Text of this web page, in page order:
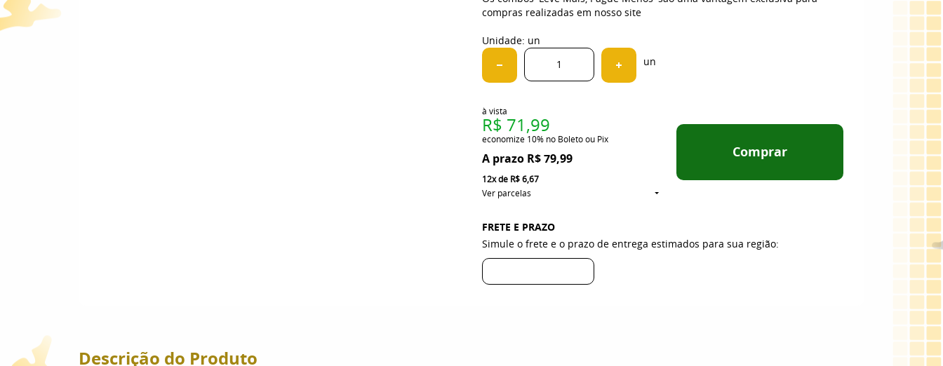
compras realizadas em nosso site
Unidade: un
un
R$ 79,99
à vista
R$ 71,99
economize 10% no Boleto ou Pix
12xde R$ 6,67
Ver parcelas
Comprar
FRETE E PRAZO
Simule o frete e o prazo de entrega estimados para sua região:
Descrição do Produto